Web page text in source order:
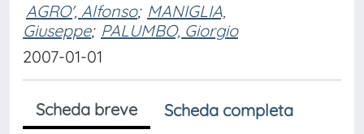
AGRO', Alfonso; MANIGLIA,
Giuseppe; PALUMBO, Giorgio
2007-01-01
Scheda breve
Scheda completa